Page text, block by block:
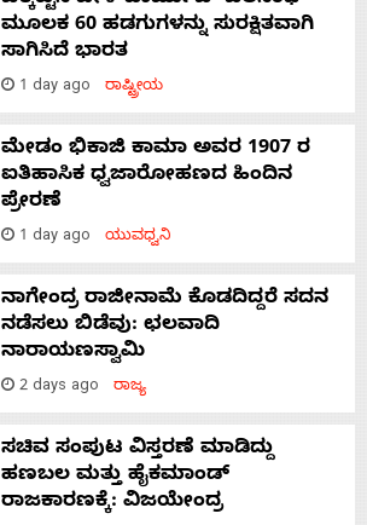
ಮೂಲಕ 60 ಹಡಗುಗಳನ್ನು ಸುರಕ್ಷಿತವಾಗಿ
ಸಾಗಿಸಿದೆ ಭಾರತ
1 day ago ರಾಷ್ಟ್ರೀಯ
ಮೇಡಂ ಭಿಕಾಜಿ ಕಾಮಾ ಅವರ 1907 ರ
ಐತಿಹಾಸಿಕ ಧ್ವಜಾರೋಹಣದ ಹಿಂದಿನ
ಪ್ರೇರಣೆ
1 day ago ಯುವಧ್ವನಿ
ನಾಗೇಂದ್ರ ರಾಜೀನಾಮೆ ಕೊಡದಿದ್ದರೆ ಸದನ
ನಡೆಸಲು ಬಿಡೆವು: ಛಲವಾದಿ
ನಾರಾಯಣಸ್ವಾಮಿ
2 days ago ರಾಜ್ಯ
ಸಚಿವ ಸಂಪುಟ ವಿಸ್ತರಣೆ ಮಾಡಿದ್ದು
ಹಣಬಲ ಮತ್ತು ಹೈಕಮಾಂಡ್
ರಾಜಕಾರಣಕ್ಕೆ: ವಿಜಯೇಂದ್ರ